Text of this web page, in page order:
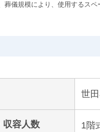
葬儀規模により、使用するス
世
収容人数 1階